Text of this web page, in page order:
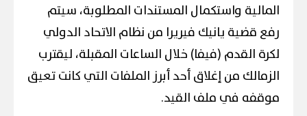
المالية واستكمال المستندات المطلوبة، سيتم
رفع قضية يانيك فيريرا من نظام الاتحاد الدولي
لكرة القدم (فيفا) خلال الساعات المقبلة، ليقترب
الزمالك من إغلاق أحد أبرز الملفات التي كانت تعيق
موقفه في ملف القيد.